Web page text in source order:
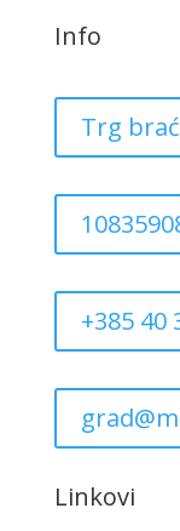
Info
Trg
+385 40
Linkovi